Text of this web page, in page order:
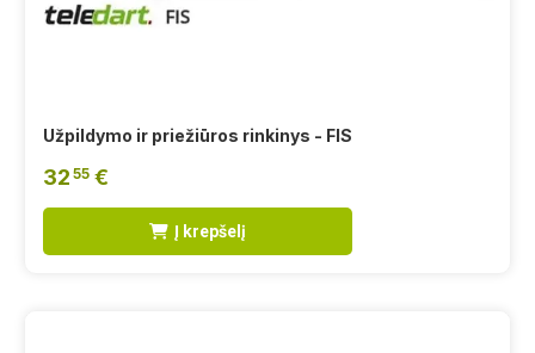
Užpildymo ir priežiūros rinkinys - FIS
32 55 €
Į krepšelį